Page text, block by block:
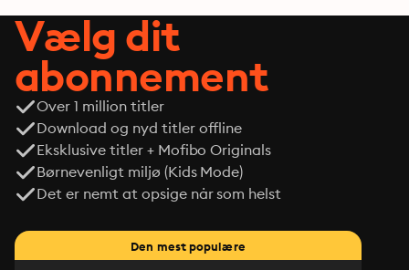
Vælg dit
abonnement
Over 1 million titler
Download og nyd titler offline
Eksklusive titler + Mofibo Originals
Børnevenligt miljø (Kids Mode)
Det er nemt at opsige når som helst
Den mest populære